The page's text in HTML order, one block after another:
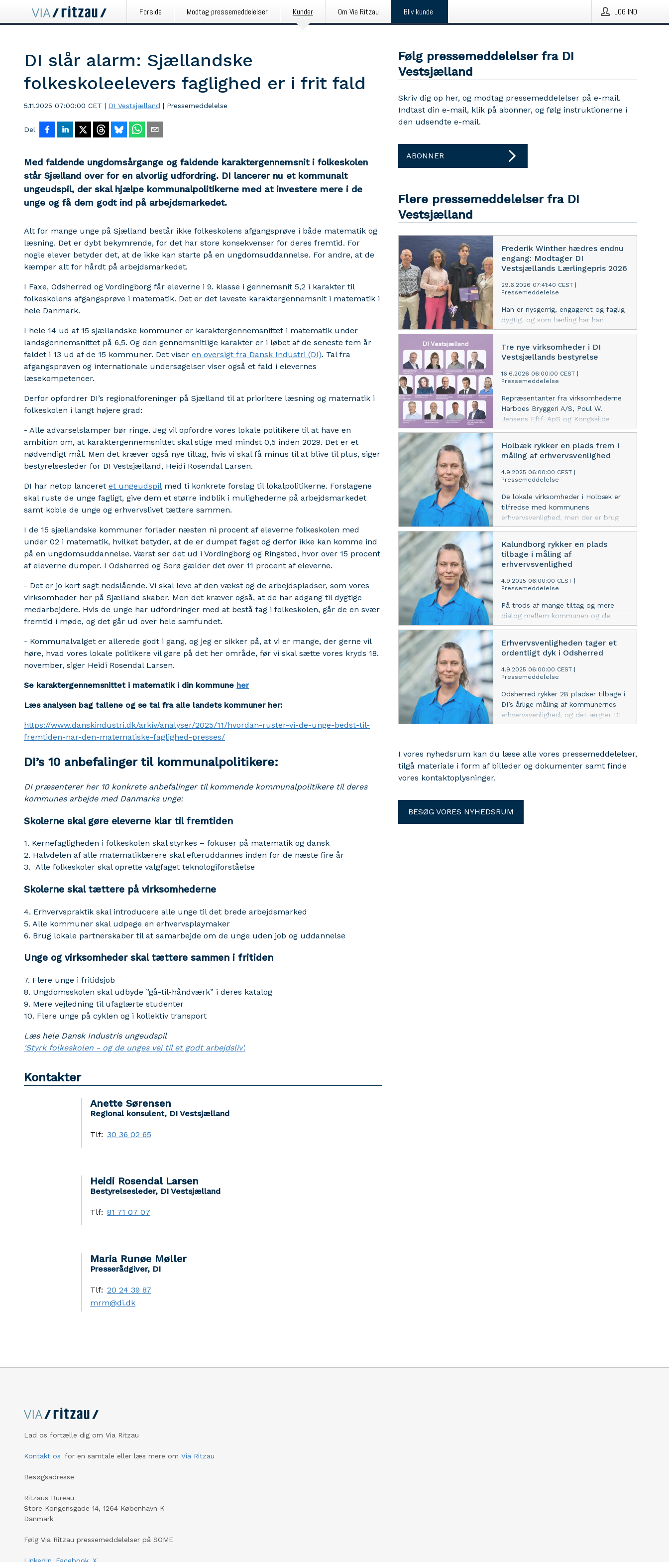
Forside Modtag pressemeddelelser Kunder Om Via Ritzau Bliv kunde LOG IND
DI slår alarm: Sjællandske
folkeskoleelevers faglighed er i frit fald
5.11.2025 07:00:00 CET | DI Vestsjælland | Pressemeddelelse
Del
Med faldende ungdomsårgange og faldende karaktergennemsnit i folkeskolen
står Sjælland over for en alvorlig udfordring. DI lancerer nu et kommunalt
ungeudspil, der skal hjælpe kommunalpolitikerne med at investere mere i de
unge og få dem godt ind på arbejdsmarkedet.
Alt for mange unge på Sjælland består ikke folkeskolens afgangsprøve i både matematik og
læsning. Det er dybt bekymrende, for det har store konsekvenser for deres fremtid. For
nogle elever betyder det, at de ikke kan starte på en ungdomsuddannelse. For andre, at de
kæmper alt for hårdt på arbejdsmarkedet.
I Faxe, Odsherred og Vordingborg får eleverne i 9. klasse i gennemsnit 5,2 i karakter til
folkeskolens afgangsprøve i matematik. Det er det laveste karaktergennemsnit i matematik i
hele Danmark.
I hele 14 ud af 15 sjællandske kommuner er karaktergennemsnittet i matematik under
landsgennemsnittet på 6,5. Og den gennemsnitlige karakter er i løbet af de seneste fem år
faldet i 13 ud af de 15 kommuner. Det viser en oversigt fra Dansk Industri (DI). Tal fra
afgangsprøven og internationale undersøgelser viser også et fald i elevernes
læsekompetencer.
Derfor opfordrer DI’s regionalforeninger på Sjælland til at prioritere læsning og matematik i
folkeskolen i langt højere grad:
- Alle advarselslamper bør ringe. Jeg vil opfordre vores lokale politikere til at have en
ambition om, at karaktergennemsnittet skal stige med mindst 0,5 inden 2029. Det er et
nødvendigt mål. Men det kræver også nye tiltag, hvis vi skal få minus til at blive til plus, siger
bestyrelsesleder for DI Vestsjælland, Heidi Rosendal Larsen.
DI har netop lanceret et ungeudspil med ti konkrete forslag til lokalpolitikerne. Forslagene
skal ruste de unge fagligt, give dem et større indblik i mulighederne på arbejdsmarkedet
samt koble de unge og erhvervslivet tættere sammen.
I de 15 sjællandske kommuner forlader næsten ni procent af eleverne folkeskolen med
under 02 i matematik, hvilket betyder, at de er dumpet faget og derfor ikke kan komme ind
på en ungdomsuddannelse. Værst ser det ud i Vordingborg og Ringsted, hvor over 15 procent
af eleverne dumper. I Odsherred og Sorø gælder det over 11 procent af eleverne.
- Det er jo kort sagt nedslående. Vi skal leve af den vækst og de arbejdspladser, som vores
virksomheder her på Sjælland skaber. Men det kræver også, at de har adgang til dygtige
medarbejdere. Hvis de unge har udfordringer med at bestå fag i folkeskolen, går de en svær
fremtid i møde, og det går ud over hele samfundet.
- Kommunalvalget er allerede godt i gang, og jeg er sikker på, at vi er mange, der gerne vil
høre, hvad vores lokale politikere vil gøre på det her område, før vi skal sætte vores kryds 18.
november, siger Heidi Rosendal Larsen.
Se karaktergennemsnittet i matematik i din kommune her
Læs analysen bag tallene og se tal fra alle landets kommuner her:
https://www.danskindustri.dk/arkiv/analyser/2025/11/hvordan-ruster-vi-de-unge-bedst-til-
fremtiden-nar-den-matematiske-faglighed-presses/
DI’s 10 anbefalinger til kommunalpolitikere:
DI præsenterer her 10 konkrete anbefalinger til kommende kommunalpolitikere til deres
kommunes arbejde med Danmarks unge:
Skolerne skal gøre eleverne klar til fremtiden
1. Kernefagligheden i folkeskolen skal styrkes – fokuser på matematik og dansk
2. Halvdelen af alle matematiklærere skal efteruddannes inden for de næste fire år
3. Alle folkeskoler skal oprette valgfaget teknologiforståelse
Skolerne skal tættere på virksomhederne
4. Erhvervspraktik skal introducere alle unge til det brede arbejdsmarked
5. Alle kommuner skal udpege en erhvervsplaymaker
6. Brug lokale partnerskaber til at samarbejde om de unge uden job og uddannelse
Unge og virksomheder skal tættere sammen i fritiden
7. Flere unge i fritidsjob
8. Ungdomsskolen skal udbyde ”gå-til-håndværk” i deres katalog
9. Mere vejledning til ufaglærte studenter
10. Flere unge på cyklen og i kollektiv transport
Læs hele Dansk Industris ungeudspil
'Styrk folkeskolen - og de unges vej til et godt arbejdsliv'.
Kontakter
Anette Sørensen
Regional konsulent, DI Vestsjælland
Tlf: 30 36 02 65
Heidi Rosendal Larsen
Bestyrelsesleder, DI Vestsjælland
Tlf: 81 71 07 07
Maria Runøe Møller
Presserådgiver, DI
Tlf: 20 24 39 87
mrm@di.dk
Følg pressemeddelelser fra DI
Vestsjælland
Skriv dig op her, og modtag pressemeddelelser på e-mail.
Indtast din e-mail, klik på abonner, og følg instruktionerne i
den udsendte e-mail.
ABONNER
Flere pressemeddelelser fra DI
Vestsjælland
Frederik Winther hædres endnu
engang: Modtager DI
Vestsjællands Lærlingepris 2026
29.6.2026 07:41:40 CEST
Pressemeddelelse
Han er nysgerrig, engageret og faglig
dygtig, og som lærling har han
allerede været til flere konkurrencer i
Winther fra Poul Johansen Maskiner
A/S i Fårevejle vinder DI
Vestsjællands Lærlingepris 2026. Han
kan dermed skrive endnu en
Tre nye virksomheder i DI
Vestsjællands bestyrelse
16.6.2026 06:00:00 CEST
Pressemeddelelse
Repræsentanter fra virksomhederne
Harboes Bryggeri A/S, Poul W.
Jensens Eftf. ApS og Kongskilde
Industries A/S er blevet valgt ind i DI
Rosendal Larsen, der driver
virksomheden Plus 7 ApS i Holbæk,
fortsætter som bestyrelsesleder
Holbæk rykker en plads frem i
måling af erhvervsvenlighed
4.9.2025 06:00:00 CEST
Pressemeddelelse
De lokale virksomheder i Holbæk er
tilfredse med kommunens
erhvervsvenlighed, men der er brug
for en udbygning af fjernvarmenettet,
kystsikring. Lad os samarbejde om at
rykke endnu længere frem, lyder
opfordringen fra DI Vestsjælland
Kalundborg rykker en plads
tilbage i måling af
erhvervsvenlighed
4.9.2025 06:00:00 CEST
Pressemeddelelse
På trods af mange tiltag og mere
dialog mellem kommunen og de
lokale virksomheder, rykker
årlige måling af kommunernes
erhvervsvenlighed. Det tager tid at
vende en supertanker, lyder det fra
DI Vestsjælland, der ser flere gode
Erhvervsvenligheden tager et
ordentligt dyk i Odsherred
4.9.2025 06:00:00 CEST
Pressemeddelelse
Odsherred rykker 28 pladser tilbage i
DI’s årlige måling af kommunernes
erhvervsvenlighed, og det ærgrer DI
Vestsjælland. De lokale virksomheder
mere arbejdskraft.
I vores nyhedsrum kan du læse alle vores pressemeddelelser,
tilgå materiale i form af billeder og dokumenter samt finde
vores kontaktoplysninger.
BESØG VORES NYHEDSRUM
Lad os fortælle dig om Via Ritzau
Kontakt os for en samtale eller læs mere om Via Ritzau
Besøgsadresse
Ritzaus Bureau
Store Kongensgade 14, 1264 København K
Danmark
Følg Via Ritzau pressemeddelelser på SOME